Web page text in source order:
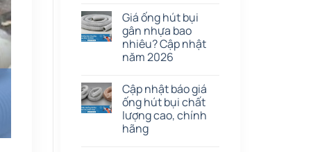
Giá ống hút bụi
gân nhựa bao
nhiêu? Cập nhật
năm 2026
Cập nhật báo giá
ống hút bụi chất
lượng cao, chính
hãng